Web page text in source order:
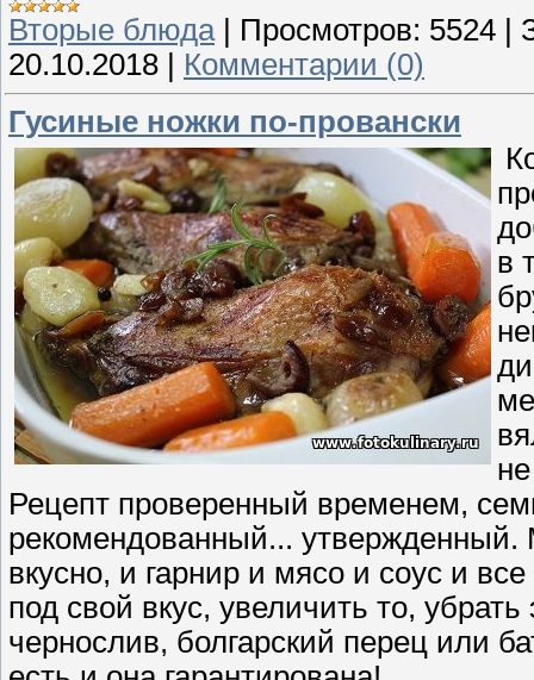
Вторые блюда| Просмотров: 5524
20.10.2018
Комментарии (0)
Гусиные ножки по-провански
в
Рецепт проверенный временем,
рекомендованный... утвержденный.
вкусно, и гарнир и мясо и соус и
под свой вкус, увеличить то,
чернослив, болгарский перец или